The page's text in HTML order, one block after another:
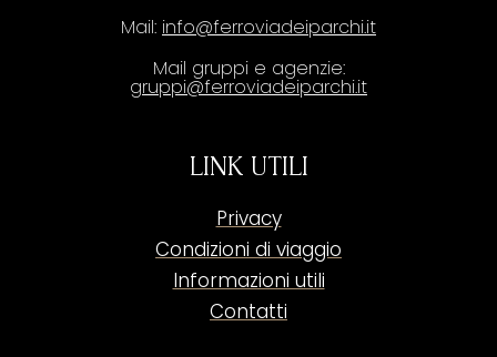
Mail: info@ferroviadeiparchi.it
Mail gruppi e agenzie:
gruppi@ferroviadeiparchi.it
LINK UTILI
Privacy
Condizioni di viaggio
Informazioni utili
Contatti